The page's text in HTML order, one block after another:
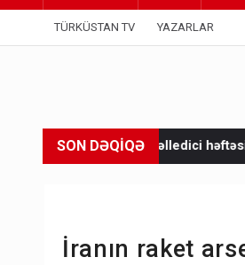
TÜRKÜSTAN TV YAZARLAR
SON DƏQİQƏ
həlledici həftəsi... Gedişi var,
İranın raket